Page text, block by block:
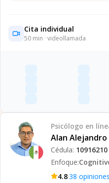
Cita individual
50 min · videollamada
Psicólogo en
Alan Alejandro
Cédula: 10916210
Enfoque:
4.8·38 opiniones